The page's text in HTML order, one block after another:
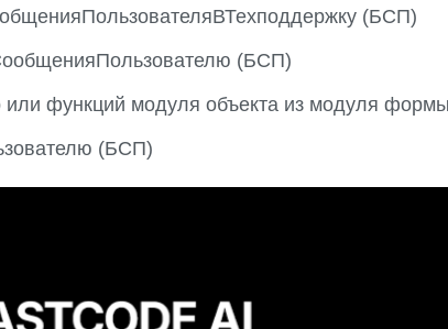
(БСП)
(БСП)
или функций модуля объекта из модуля формы
(БСП)